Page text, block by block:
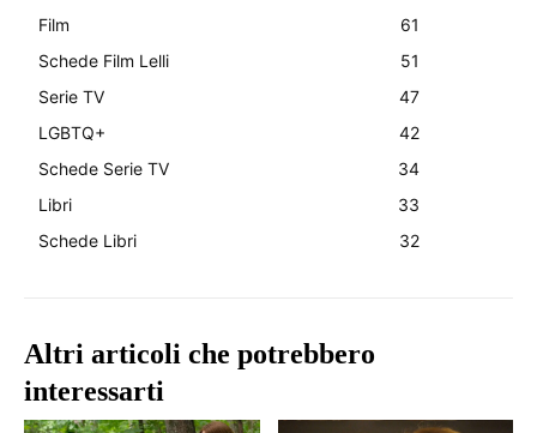
Film
61
Schede Film Lelli
51
Serie TV
47
LGBTQ+
42
Schede Serie TV
34
Libri
33
Schede Libri
32
Altri articoli che potrebbero
interessarti